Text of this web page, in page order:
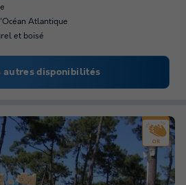
Atlantique
et boisé
autres disponibilités